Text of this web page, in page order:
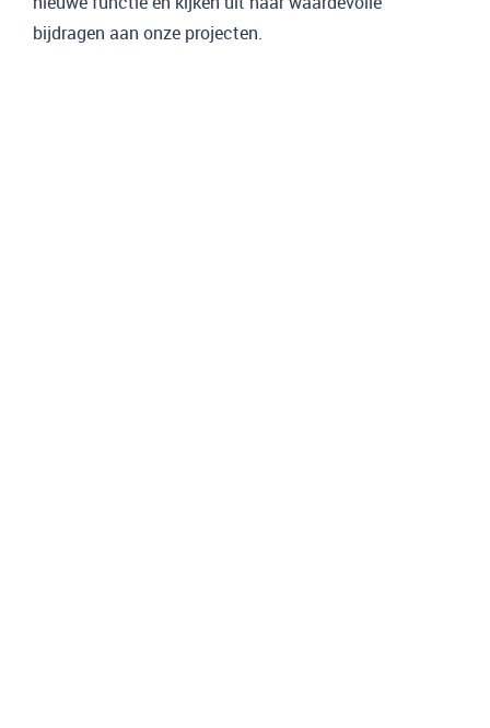
bijdragen aan onze projecten.